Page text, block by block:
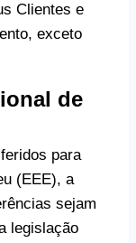
Clientes e
exceto
de
para
(EEE), a
sejam
legislação